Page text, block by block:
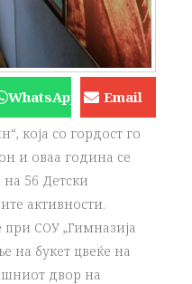
WhatsApp Email
која со гордост го
и оваа година се
56 Детски
активности.
СОУ „Гимназија
на букет цвеќе на
двор на